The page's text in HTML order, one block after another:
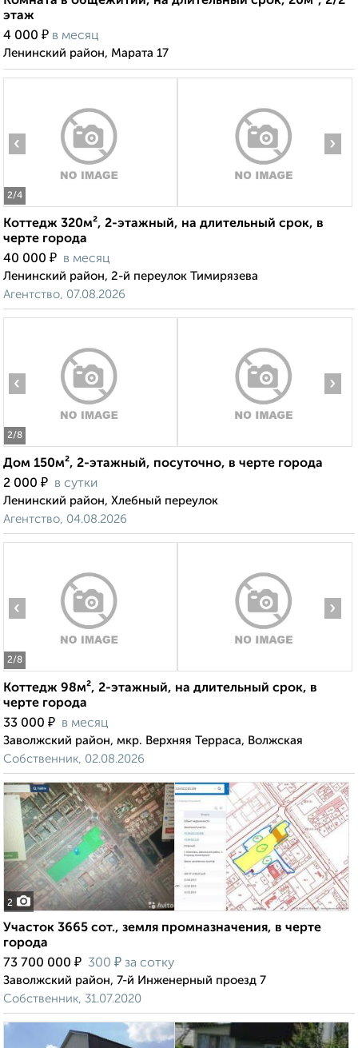
этаж
4 000 ₽ в месяц
Ленинский район, Марата 17
2/4
‹ ›
Коттедж 320м², 2-этажный, на длительный срок, в
черте города
40 000 ₽ в месяц
Ленинский район, 2-й переулок Тимирязева
Агентство, 07.08.2026
2/8
‹ ›
Дом 150м², 2-этажный, посуточно, в черте города
2 000 ₽ в сутки
Ленинский район, Хлебный переулок
Агентство, 04.08.2026
2/8
‹ ›
Коттедж 98м², 2-этажный, на длительный срок, в
черте города
33 000 ₽ в месяц
Заволжский район, мкр. Верхняя Терраса, Волжская
Собственник, 02.08.2026
2
Участок 3665 сот., земля промназначения, в черте
города
73 700 000 ₽ 300 ₽ за сотку
Заволжский район, 7-й Инженерный проезд 7
Собственник, 31.07.2020